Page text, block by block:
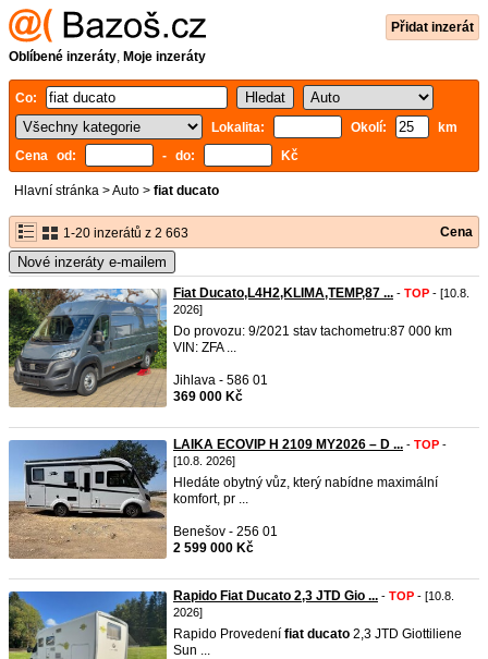
Přidat inzerát
Oblíbené inzeráty, Moje inzeráty
Co:
Lokalita:
Okolí:
km
Cena od:
- do: Kč
Hlavní stránka >Auto > fiat ducato
1-20 inzerátů z 2 663 Cena
Nové inzeráty e-mailem
Fiat Ducato,L4H2,KLIMA,TEMP,87 ... - TOP - [10.8.
2026]
Do provozu: 9/2021 stav tachometru:87 000 km
VIN: ZFA ...
Jihlava - 586 01
369 000 Kč
LAIKA ECOVIP H 2109 MY2026 – D ... - TOP -
[10.8. 2026]
Hledáte obytný vůz, který nabídne maximální
komfort, pr ...
Benešov - 256 01
2 599 000 Kč
Rapido Fiat Ducato 2,3 JTD Gio ... - TOP - [10.8.
2026]
Rapido Provedení fiat ducato 2,3 JTD Giottiliene
Sun ...